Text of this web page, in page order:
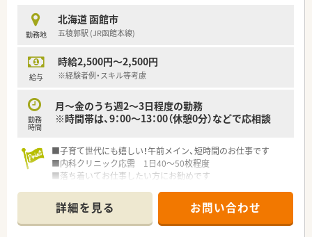
勤務地
北海道 函館市
五稜郭駅 (JR函館本線)
給与
時給2,500円～2,500円
※経験者例・スキル等考慮
勤務
時間
月～金のうち週2～3日程度の勤務
※時間帯は、9：00～13：00（休憩0分）などで応相談
■子育て世代にも嬉しい！午前メイン、短時間のお仕事です
■内科クリニック応需 1日40～50枚程度
■落ち着いてお仕事したい方にお勧めです
詳細を見る お問い合わせ